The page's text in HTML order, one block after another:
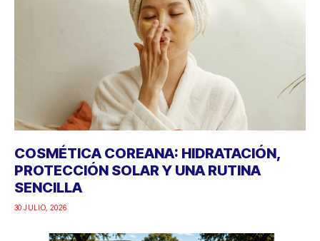
COSMÉTICA COREANA: HIDRATACIÓN,
PROTECCIÓN SOLAR Y UNA RUTINA
SENCILLA
30 JULIO, 2026